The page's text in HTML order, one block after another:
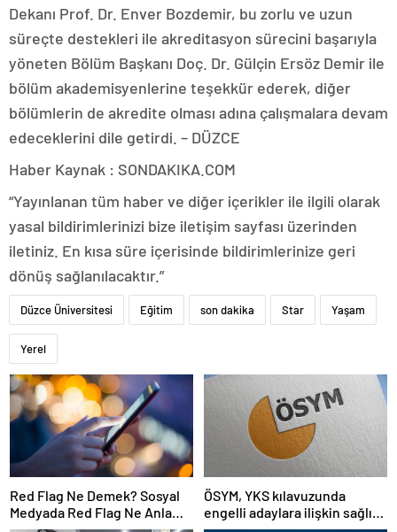
Dekanı Prof. Dr. Enver Bozdemir, bu zorlu ve uzun
süreçte destekleri ile akreditasyon sürecini başarıyla
yöneten Bölüm Başkanı Doç. Dr. Gülçin Ersöz Demir ile
bölüm akademisyenlerine teşekkür ederek, diğer
bölümlerin de akredite olması adına çalışmalara devam
edeceklerini dile getirdi. – DÜZCE
Haber Kaynak : SONDAKIKA.COM
“Yayınlanan tüm haber ve diğer içerikler ile ilgili olarak
yasal bildirimlerinizi bize iletişim sayfası üzerinden
iletiniz. En kısa süre içerisinde bildirimlerinize geri
dönüş sağlanılacaktır.”
Düzce Üniversitesi Eğitim son dakika Star Yaşam
Yerel
Red Flag Ne Demek? Sosyal
Medyada Red Flag Ne Anlama
ÖSYM, YKS kılavuzunda
engelli adaylara ilişkin sağlık